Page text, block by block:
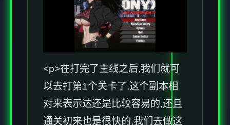
<p>在打完了主线之后,我们就可
以去打第1个关卡了,这个副本相
对来表示达还是比较容易的,还且
通关初来也是很快的,我们去做这